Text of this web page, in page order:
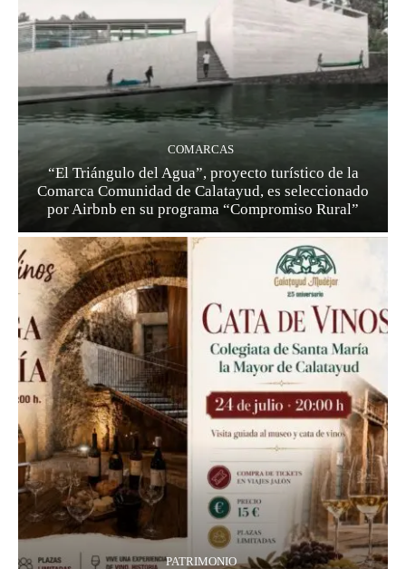
COMARCAS
“El Triángulo del Agua”, proyecto turístico de la
Comarca Comunidad de Calatayud, es seleccionado
por Airbnb en su programa “Compromiso Rural”
PATRIMONIO